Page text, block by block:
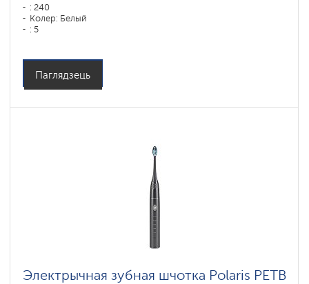
: 240
Колер: Белый
: 5
Паглядзець
Электрычная зубная шчотка Polaris PETB